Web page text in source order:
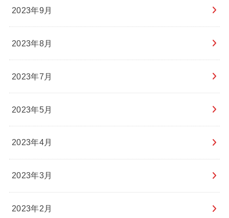
2023年9月
2023年8月
2023年7月
2023年5月
2023年4月
2023年3月
2023年2月